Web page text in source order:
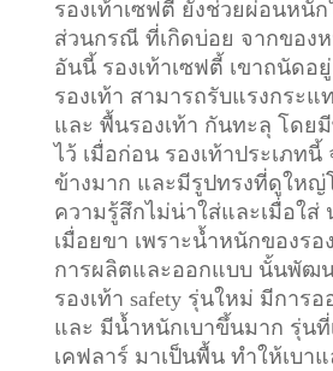
รองเท้าเซฟตี้ ยังช่วยผ่อนหนัก
ส่วนกรณี ที่เกิดบ่อย จากของ
อันนี้ รองเท้าเซฟตี้ เขาถนัดอ
รองเท้า สามารถรับแรงกระแ
และ พื้นรองเท้า กันทะลุ โดย
ไว้ เมื่อก่อน รองเท้าประเภท
ข้างมาก และมีรูปทรงที่ดูใหญ่
ความรู้สึกไม่น่าใส่และเมื่อใส่
เมื่อยขา เพราะน้ำหนักของร
การผลิตและออกแบบ นั้นพัฒ
รองเท้า safety รุ่นใหม่ มีการ
และ มีน้ำหนักเบาขึ้นมาก รุ่นที่
เคฟลาร์ มาเป็นพื้น ทำให้เบา